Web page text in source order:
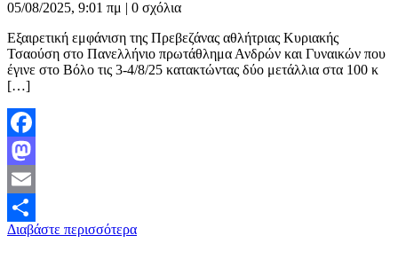
05/08/2025, 9:01 πμ | 0 σχόλια
Εξαιρετική εμφάνιση της Πρεβεζάνας αθλήτριας Κυριακής
Τσαούση στο Πανελλήνιο πρωτάθλημα Ανδρών και Γυναικών που
έγινε στο Βόλο τις 3-4/8/25 κατακτώντας δύο μετάλλια στα 100 κ
[…]
Facebook
Mastodon
Email
Μοιραστείτε
Διαβάστε περισσότερα